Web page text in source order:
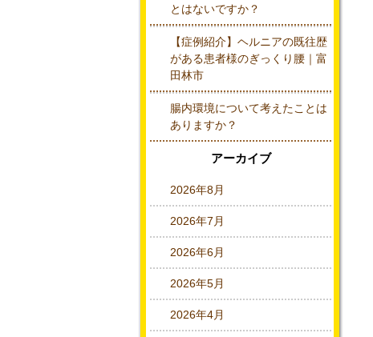
とはないですか？
【症例紹介】ヘルニアの既往歴
がある患者様のぎっくり腰｜富
田林市
腸内環境について考えたことは
ありますか？
アーカイブ
2026年8月
2026年7月
2026年6月
2026年5月
2026年4月